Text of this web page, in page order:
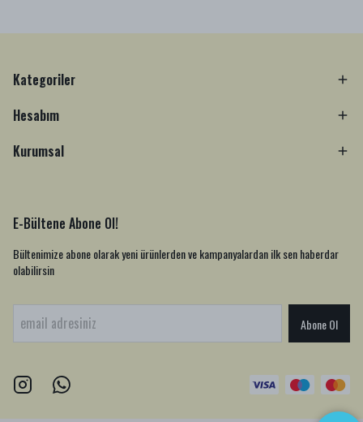
Kategoriler
Hesabım
Kurumsal
E-Bültene Abone Ol!
Bültenimize abone olarak yeni ürünlerden ve kampanyalardan ilk sen haberdar
olabilirsin
Abone Ol